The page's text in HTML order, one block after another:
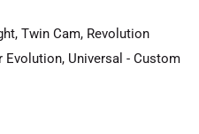
Twin Cam, Revolution
Evolution, Universal - Custom